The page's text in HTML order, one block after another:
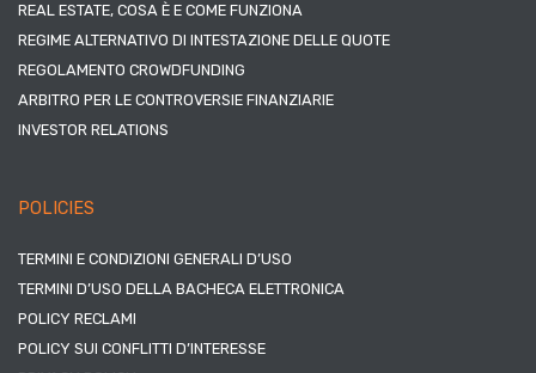
REAL ESTATE, COSA È E COME FUNZIONA
REGIME ALTERNATIVO DI INTESTAZIONE DELLE QUOTE
REGOLAMENTO CROWDFUNDING
ARBITRO PER LE CONTROVERSIE FINANZIARIE
INVESTOR RELATIONS
POLICIES
TERMINI E CONDIZIONI GENERALI D’USO
TERMINI D’USO DELLA BACHECA ELETTRONICA
POLICY RECLAMI
POLICY SUI CONFLITTI D’INTERESSE